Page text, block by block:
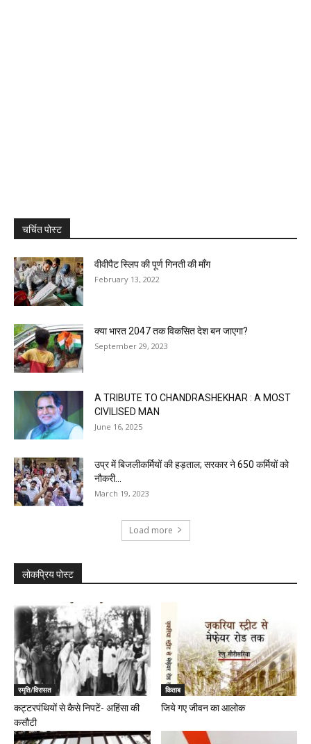
चर्चित पोस्ट
वीवीपैट स्लिप की पूर्ण गिनती की मॉंग
February 13, 2022
क्या भारत 2047 तक विकसित देश बन जाएगा?
September 29, 2023
A TRIBUTE TO CHANDRASHEKHAR : A MOST
CIVILISED MAN
June 16, 2025
उप्र में बिजलीकर्मियों की हड़ताल; सरकार ने 650 कर्मियों को
नौकरी...
March 19, 2023
Load more
लोकप्रिय पोस्ट
स्मृति/विरासत
कट्टरपंथियों से कैसे निपटें- अहिंसा की
कसौटी
किताब
जिये गए जीवन का आलोक